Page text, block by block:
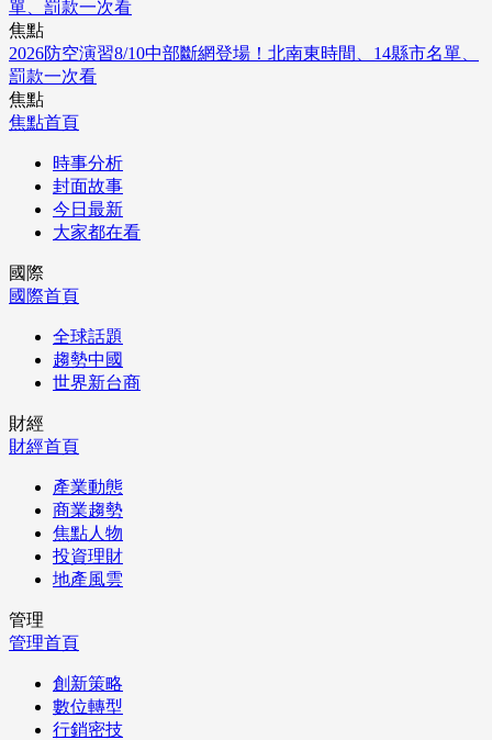
焦點
2026防空演習8/10中部斷網登場！北南東時間、14縣市名單、
罰款一次看
焦點
焦點首頁
時事分析
封面故事
今日最新
大家都在看
國際
國際首頁
全球話題
趨勢中國
世界新台商
財經
財經首頁
產業動態
商業趨勢
焦點人物
投資理財
地產風雲
管理
管理首頁
創新策略
數位轉型
行銷密技